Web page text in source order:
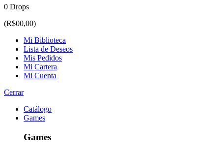
0 Drops
(R$00,00)
Mi Biblioteca
Lista de Deseos
Mis Pedidos
Mi Cartera
Mi Cuenta
Cerrar
Catálogo
Games
Games